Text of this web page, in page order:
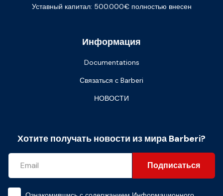
Информация
Documentations
Связаться с Barberi
НОВОСТИ
Уставный капитал: 500.000€ полностью внесен
Хотите получать новости из мира Barberi?
Подписаться